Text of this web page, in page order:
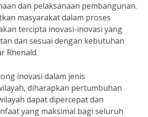
dan pelaksanaan pembangunan.
masyarakat dalam proses
tercipta inovasi-inovasi yang
dan sesuai dengan kebutuhan
Rhenald.
inovasi dalam jenis
diharapkan pertumbuhan
dapat dipercepat dan
yang maksimal bagi seluruh